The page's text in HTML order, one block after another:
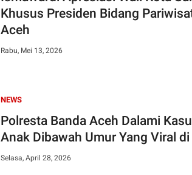
Khusus Presiden Bidang
Aceh
Rabu, Mei 13, 2026
NEWS
Polresta Banda Aceh Dalami
Anak Dibawah Umur Yang Viral
Selasa, April 28, 2026